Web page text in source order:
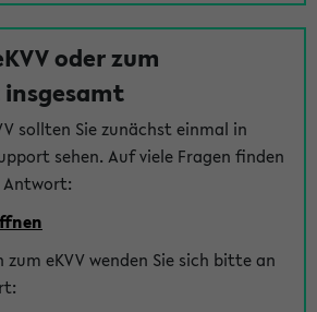
oder zum
sollten Sie zunächst einmal in
sehen. Auf viele Fragen finden
Antwort:
zum eKVV wenden Sie sich bitte an